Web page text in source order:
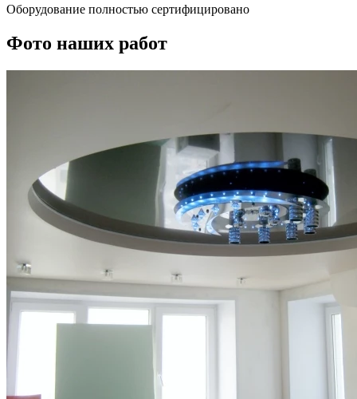
Оборудование полностью сертифицировано
Фото наших работ